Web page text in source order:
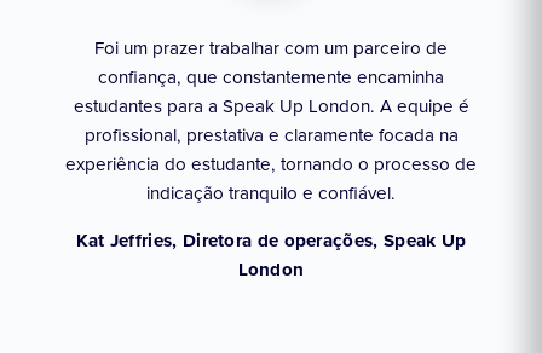
Foi um prazer trabalhar com um parceiro de
confiança, que constantemente encaminha
estudantes para a Speak Up London. A equipe é
profissional, prestativa e claramente focada na
experiência do estudante, tornando o processo de
indicação tranquilo e confiável.
Kat Jeffries, Diretora de operações, Speak Up
London